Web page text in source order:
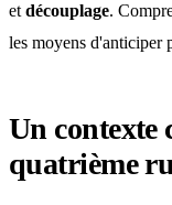
et découplage.
les moyens d'anticiper
Un contexte
quatrième